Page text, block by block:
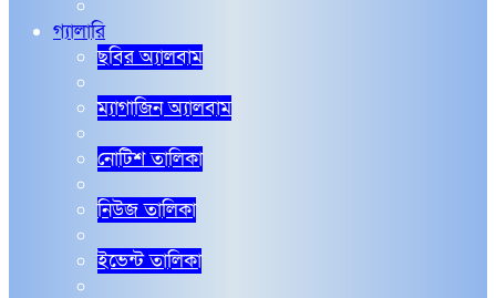
গ্যালারি
ছবির অ্যালবাম
ম্যাগাজিন অ্যালবাম
নোটিশ তালিকা
নিউজ তালিকা
ইভেন্ট তালিকা